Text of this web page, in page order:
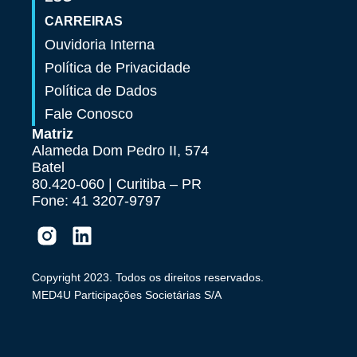
CARREIRAS
Ouvidoria Interna
Política de Privacidade
Política de Dados
Fale Conosco
Matriz
Alameda Dom Pedro II, 574
Batel
80.420-060 | Curitiba – PR
Fone: 41 3207-9797
Copyright 2023. Todos os direitos reservados.
MED4U Participações Societárias S/A